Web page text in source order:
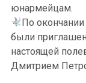
юнармейцам.
По окончании
были
настоящей
Дмитрием